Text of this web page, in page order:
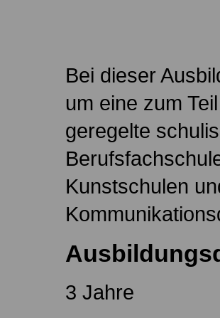
Bei dieser
um eine zum
geregelte
Kunstschulen
3 Jahre